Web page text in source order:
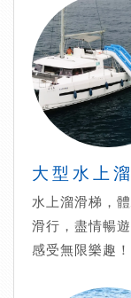
大型水上
水上溜滑梯，
滑行，盡情暢遊
感受無限樂趣！